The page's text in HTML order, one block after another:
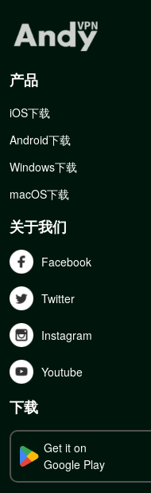
产品
iOS下载
Android下载
Windows下载
macOS下载
关于我们
Facebook
Twitter
Instagram
Youtube
下载
Get it on
Google Play